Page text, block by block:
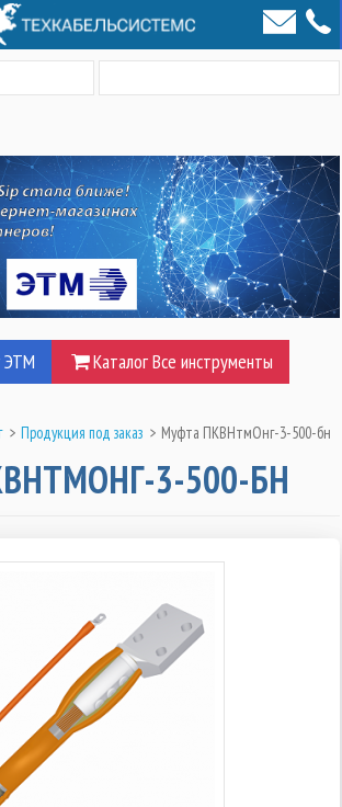
ЭТМ Каталог Все инструменты
> Продукция под заказ > Муфта ПКВНтмОнг-3-500-бн
3-500-БН